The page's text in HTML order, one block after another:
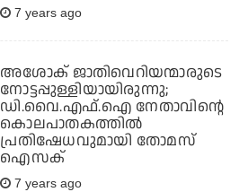
7 years ago
അശോക് ജാതിവെറിയന്മാരുടെ
നോട്ടപ്പുള്ളിയായിരുന്നു;
ഡി.വൈ.എഫ്.ഐ നേതാവിന്റെ
കൊലപാതകത്തില്‍
പ്രതിഷേധവുമായി തോമസ്
ഐസക്
7 years ago